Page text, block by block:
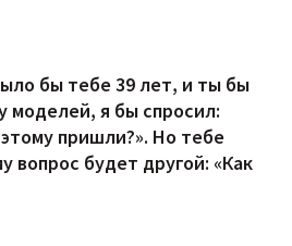
бы тебе 39 лет, и ты бы
моделей, я бы спросил:
пришли?». Но тебе
вопрос будет другой: «Как